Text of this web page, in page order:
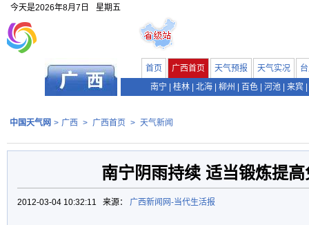
今天是2026年8月7日 星期五
首页 广西首页 天气预报 天气实况
南宁
桂林 北海 柳州 百色 河池 来宾
中国天气网 > 广西 > 广西首页 > 天气新闻
南宁阴雨持续 适当锻炼提高
2012-03-04 10:32:11 来源： 广西新闻网-当代生活报